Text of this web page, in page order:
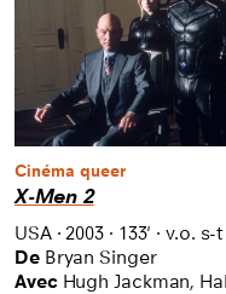
Cinéma queer
X-Men 2
USA· 2003 · 133' ·v.o. s-
De Bryan Singer
Avec Hugh Jackman,